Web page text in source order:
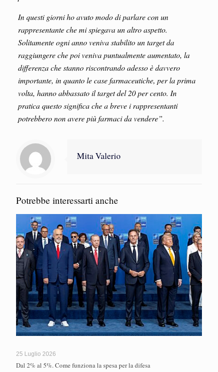
In questi giorni ho avuto modo di parlare con un
rappresentante che mi spiegava un altro aspetto.
Solitamente ogni anno veniva stabilito un target da
raggiungere che poi veniva puntualmente aumentato, la
differenza che stanno riscontrando adesso è davvero
importante, in quanto le case farmaceutiche, per la prima
volta, hanno abbassato il target del 20 per cento. In
pratica questo significa che a breve i rappresentanti
potrebbero non avere più farmaci da vendere”.
Mita Valerio
Potrebbe interessarti anche
25 Luglio 2026
Dal 2% al 5%. Come funziona la spesa per la difesa